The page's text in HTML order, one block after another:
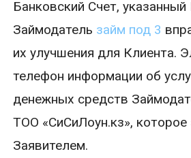
Банковский Счет,
Займодатель займ под 3
их улучшения для Клиента.
телефон информации об
денежных средств
ТОО «СиСиЛоун.кз»,
Заявителем.